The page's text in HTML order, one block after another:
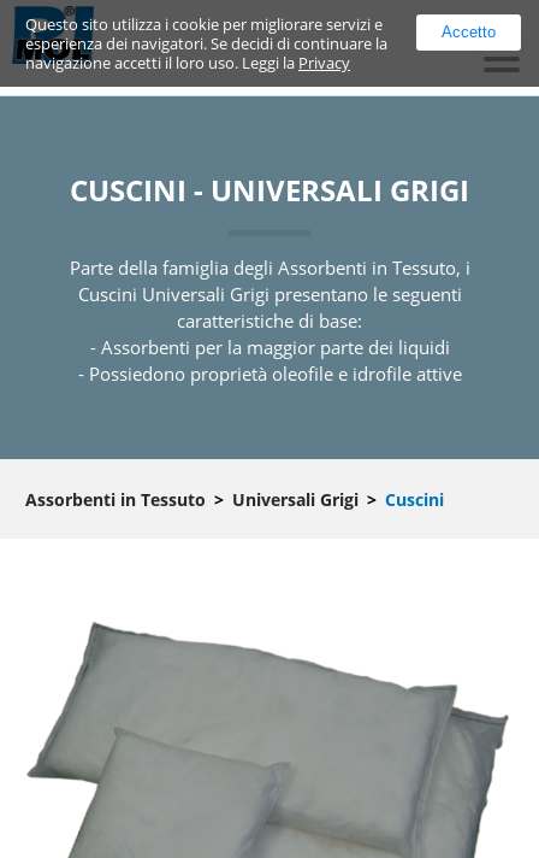
CUSCINI - UNIVERSALI GRIGI
Parte della famiglia degli Assorbenti in Tessuto, i
Cuscini Universali Grigi presentano le seguenti
caratteristiche di base:
- Assorbenti per la maggior parte dei liquidi
- Possiedono proprietà oleofile e idrofile attive
Assorbenti in Tessuto Universali Grigi Cuscini
Questo sito utilizza i cookie per migliorare servizi e
esperienza dei navigatori. Se decidi di continuare la
navigazione accetti il loro uso. Leggi la Privacy
Accetto